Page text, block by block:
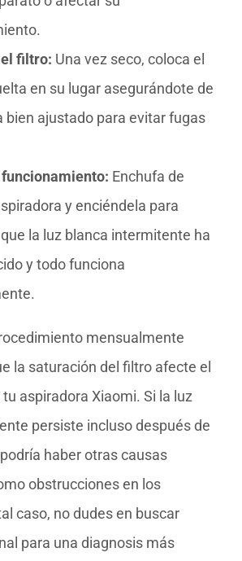
filtro: Una vez seco, coloca el
en su lugar asegurándote de
bien ajustado para evitar fugas
Enchufa de
y enciéndela para
la luz blanca intermitente ha
y todo funciona
mensualmente
la saturación del filtro afecte el
aspiradora Xiaomi. Si la luz
persiste incluso después de
haber otras causas
obstrucciones en los
caso, no dudes en buscar
para una diagnosis más